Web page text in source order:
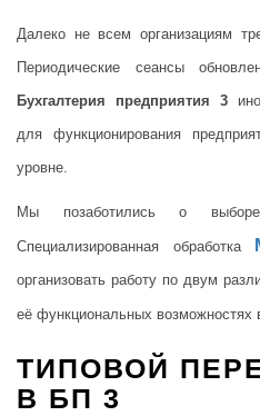
Далеко не всем организациям
Периодические сеансы
Бухгалтерия предприятия 3
для функционирования
уровне.
Мы позаботились о
Специализированная обработка
организовать работу по двум
её функциональных возможностях
ТИПОВОЙ
В БП 3